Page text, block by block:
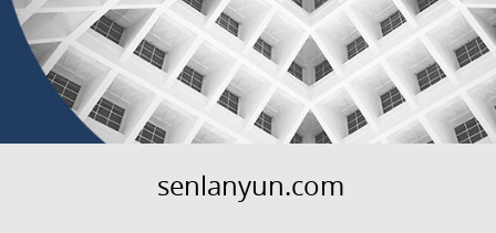
senlanyun.com